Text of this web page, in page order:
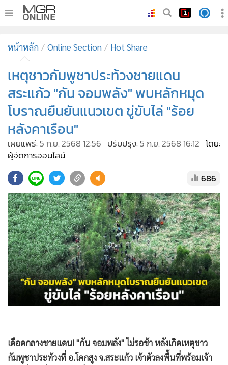
ทันเหตุการณ์
• ภาคใต้
ภูมิภาค
•
Online Section
• บันเทิง
• ผู้จัดการรายวัน
• คอลัมนิสต์
• CbizReview
• Cyber BIZ
• ผู้จัดกวน
• Good health & Well-being
• Green Innovation & SD
• Management & HR
• MGR Live
Infographic
• การเมือง
• กีฬา
• ต่างประเทศ
หน้าหลัก Online Section Hot Share
เหตุชาวกัมพูชาประท้วงชายแดน
สระแก้ว "กัน จอมพลัง" พบหลักหมุด
โบราณยืนยันแนวเขต ขู่ขับไล่ "ร้อย
หลังคาเรือน"
เผยแพร่:5 ก.ย. 2568 12:56 ปรับปรุง:5 ก.ย. 2568 16:12 โดย:
ผู้จัดการออนไลน์
686
เดือดกลางชายแดน! "กัน จอมพลัง" ไม่รอช้า หลังเกิดเหตุชาว
กัมพูชาประท้วงที่ อ.โคกสูง จ.สระแก้ว เจ้าตัวลงพื้นที่พร้อมเจ้า